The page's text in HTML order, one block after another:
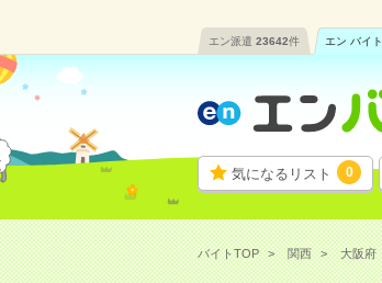
エン派遣 23642件 エン バイト
気になるリスト 0
バイトTOP 関西 大阪府